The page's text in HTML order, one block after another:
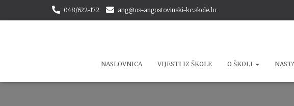
048/622-172 ang@os-angostovinski-kc.skole.hr
NASLOVNICA VIJESTI IZ ŠKOLE O ŠKOLI